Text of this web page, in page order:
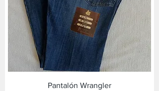
Pantalón Wrangler